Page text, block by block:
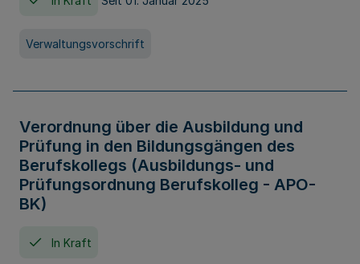
Verwaltungsvorschrift
Verordnung über die Ausbildung und
Prüfung in den Bildungsgängen des
Berufskollegs (Ausbildungs- und
Prüfungsordnung Berufskolleg - APO-
BK)
In Kraft